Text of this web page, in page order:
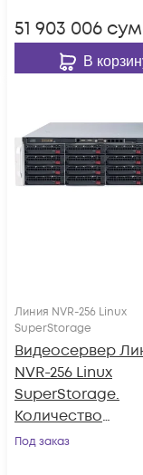
51 903 006 сум
В
Линия NVR-256 Linux
SuperStorage
Видеосервер
NVR-256 Linux
SuperStorage.
Количество
каналов: видео -
Под заказ